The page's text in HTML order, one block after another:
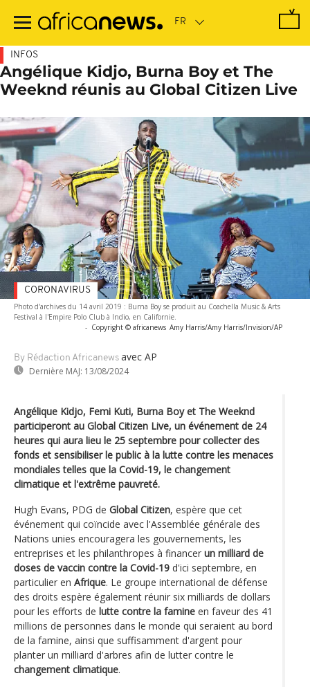
contenu
INFOS
Angélique Kidjo, Burna Boy et The
Weeknd réunis au Global Citizen Live
Photo d'archives du 14 avril 2019 : Burna Boy se produit au Coachella Music & Arts
Festival à l'Empire Polo Club à Indio, en Californie.
- Copyright © africanews Amy Harris/Amy Harris/Invision/AP
By Rédaction Africanews avec AP
Dernière MAJ: 13/08/2024
CORONAVIRUS
Angélique Kidjo, Femi Kuti, Burna Boy et The Weeknd
participeront au Global Citizen Live, un événement de 24
heures qui aura lieu le 25 septembre pour collecter des
fonds et sensibiliser le public à la lutte contre les menaces
mondiales telles que la Covid-19, le changement
climatique et l'extrême pauvreté.
Hugh Evans, PDG de Global Citizen, espère que cet
événement qui coïncide avec l'Assemblée générale des
Nations unies encouragera les gouvernements, les
entreprises et les philanthropes à financer un milliard de
doses de vaccin contre la Covid-19 d'ici septembre, en
particulier en Afrique. Le groupe international de défense
des droits espère également réunir six milliards de dollars
pour les efforts de lutte contre la famine en faveur des 41
millions de personnes dans le monde qui seraient au bord
de la famine, ainsi que suffisamment d'argent pour
planter un milliard d'arbres afin de lutter contre le
changement climatique.